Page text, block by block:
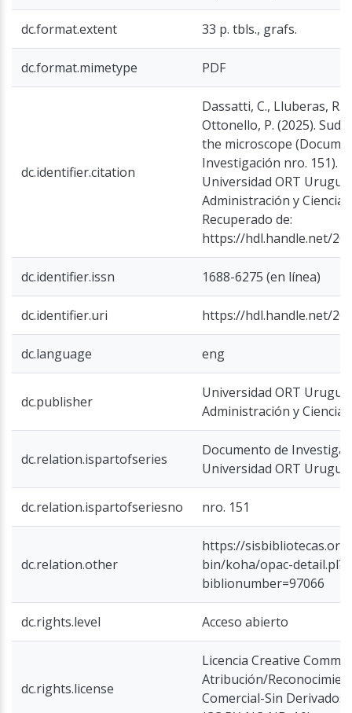
dc.format.extent 33 p. tbls., grafs.
dc.format.mimetype PDF
dc.identifier.citation
Dassatti, C., Lluberas, R.,
Ottonello, P. (2025).
the microscope
Investigación nro. 151).
Universidad ORT
Administración y Ciencias
Recuperado de:
https://hdl.handle.net/
dc.identifier.issn 1688-6275 (en línea)
dc.identifier.uri https://hdl.handle.net/
dc.language eng
dc.publisher
Universidad ORT
Administración y
dc.relation.ispartofseries
Documento de
Universidad ORT
dc.relation.ispartofseriesno nro. 151
dc.relation.other
https://
bin/koha/opac-detail.pl?
biblionumber=97066
dc.rights.level Acceso abierto
dc.rights.license
Licencia Creative
Atribución/
Comercial-Sin Derivados